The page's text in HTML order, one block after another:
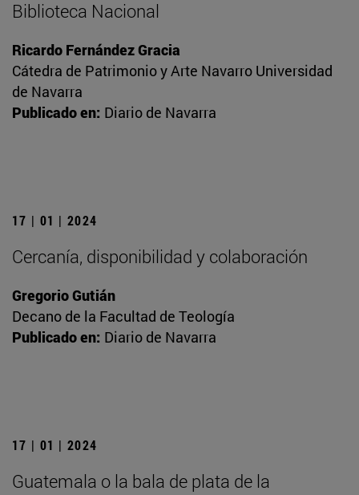
Biblioteca Nacional
Ricardo Fernández Gracia
Cátedra de Patrimonio y Arte Navarro Universidad
de Navarra
Publicado en: Diario de Navarra
17 | 01 | 2024
Cercanía, disponibilidad y colaboración
Gregorio Gutián
Decano de la Facultad de Teología
Publicado en: Diario de Navarra
17 | 01 | 2024
Guatemala o la bala de plata de la